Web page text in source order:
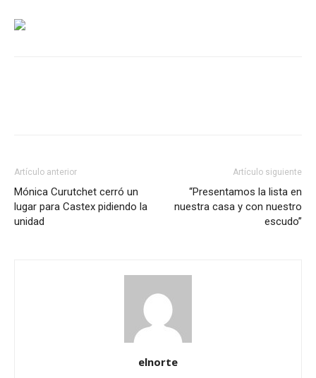
Artículo anterior
Mónica Curutchet cerró un
lugar para Castex pidiendo la
unidad
Artículo siguiente
“Presentamos la lista en
nuestra casa y con nuestro
escudo”
elnorte